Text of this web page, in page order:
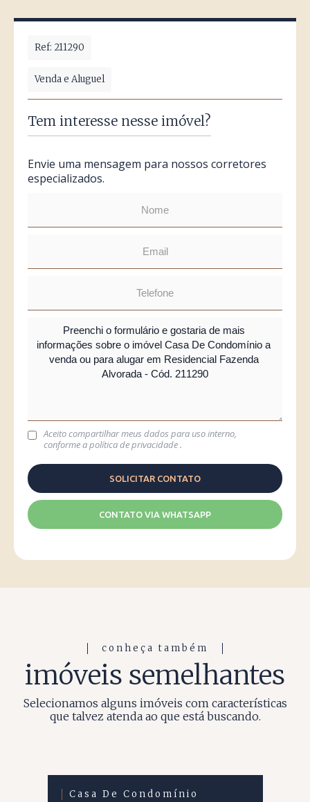
Ref: 211290
Venda e Aluguel
Tem interesse nesse imóvel?
Envie uma mensagem para nossos corretores
especializados.
Aceito compartilhar meus dados para uso interno,
conforme apolítica de privacidade.
CONTATO VIA WHATSAPP
conheça também
imóveis semelhantes
Selecionamos alguns imóveis com características
que talvez atenda ao que está buscando.
Casa De Condomínio